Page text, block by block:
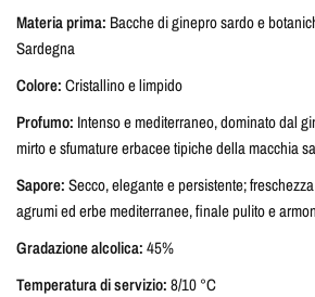
Materia prima: Bacche di ginepro sardo e
Sardegna
Colore:Cristallino e limpido
Profumo: Intenso e mediterraneo, dominato dal
mirto e sfumature erbacee tipiche della macchia
Sapore:Secco, elegante e persistente;
agrumi ed erbe mediterranee, finale pulito e
Gradazione alcolica:45%
Temperatura di servizio:8/10 °C